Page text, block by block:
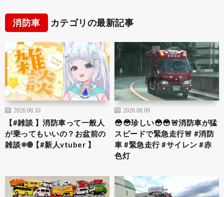
消防車 カテゴリの最新記事
2026.08.10
【#雑談 】消防車って一般人
が乗ってもいいの？お盆前の
雑談⚛️🌐【#新人vtuber 】
2026.08.09
😳😳珍しい😳😳🚨消防車が猛
スピードで緊急走行🚨 #消防
車 #緊急走行 #サイレン #赤
色灯